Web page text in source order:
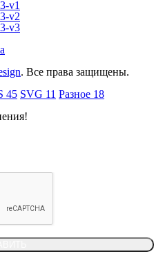
v1
v2
v3
. Все права защищены.
45 SVG 11 Разное 18